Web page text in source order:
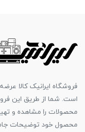
فروشگاه ایرانیک کالا
است. شما از طریق این
محصولات را مشاهده و
محصول خود توضیحات